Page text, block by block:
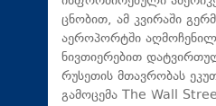
ცნობით, ამ კვირაში
აეროპორტში
ნივთიერებით
რუსეთის მთავრობას
გამოცემა The Wall